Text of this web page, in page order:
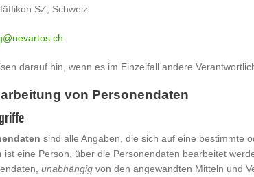
SZ, Schweiz
darauf hin, wenn es im Einzelfall andere
von Personendaten
sind alle Angaben, die sich auf eine bestimmte
ist eine Person, über die Personendaten bearbeitet
unabhängigvon den angewandten Mitteln und